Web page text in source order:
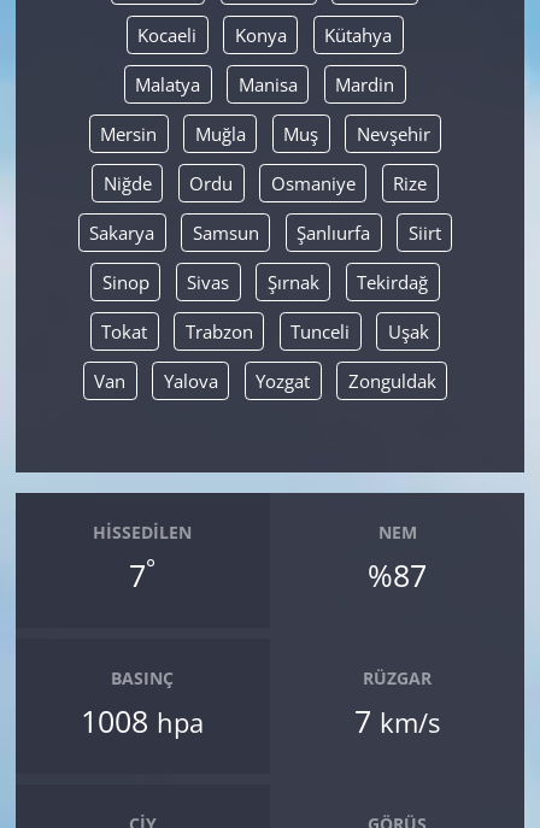
Kocaeli Konya Kütahya
Malatya Manisa Mardin
Mersin Muğla Muş Nevşehir
Niğde Ordu Osmaniye Rize
Sakarya Samsun Şanlıurfa Siirt
Sinop Sivas Şırnak Tekirdağ
Tokat Trabzon Tunceli Uşak
Van Yalova Yozgat Zonguldak
HISSEDILEN
7°
NEM
%87
BASINÇ
1008 hpa
RÜZGAR
7 km/s